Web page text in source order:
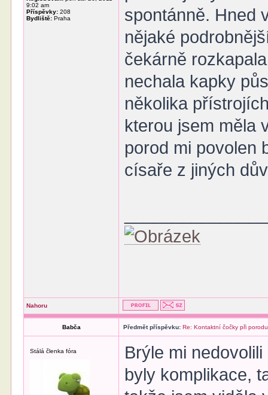
9:02 am
Příspěvky: 208
Bydliště: Praha
spontánně. Hned
nějaké
čekárně
nechala kapky
několika
kterou jsem měla
porod mi povolen
císaře z jiných
Nahoru
Babča Předmět příspěvku: Re: Kontaktní čočky při porodu
Stálá členka fóra
Brýle mi
byly komplikace,